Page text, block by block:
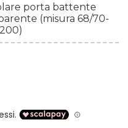
porta battente
(misura 68/70-